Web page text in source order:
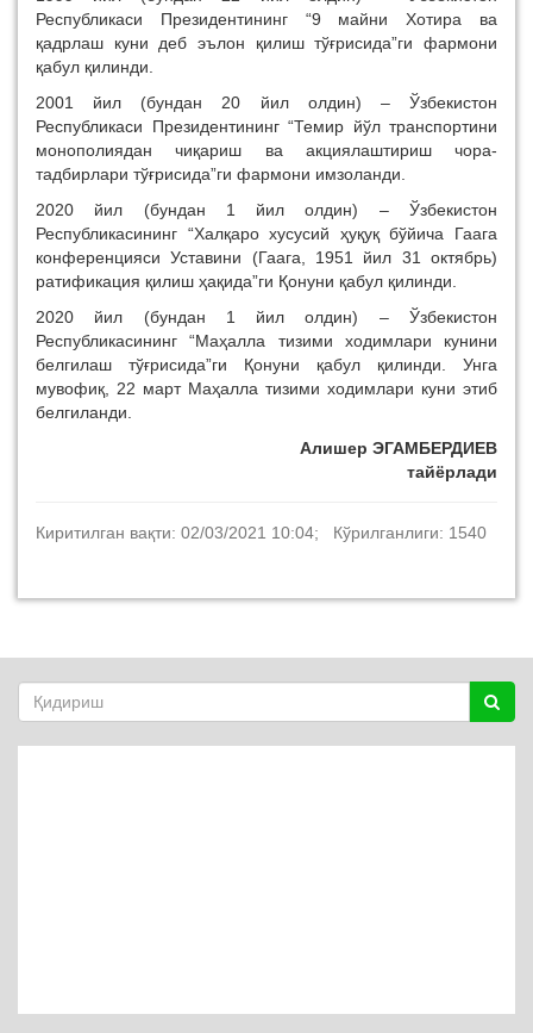
Республикаси Президентининг “9 майни Хотира ва
қадрлаш куни деб эълон қилиш тўғрисида”ги фармони
қабул қилинди.
2001 йил (бундан 20 йил олдин) – Ўзбекистон
Республикаси Президентининг “Темир йўл транспортини
монополиядан чиқариш ва акциялаштириш чора-
тадбирлари тўғрисида”ги фармони имзоланди.
2020 йил (бундан 1 йил олдин) – Ўзбекистон
Республикасининг “Халқаро хусусий ҳуқуқ бўйича Гаага
конференцияси Уставини (Гаага, 1951 йил 31 октябрь)
ратификация қилиш ҳақида”ги Қонуни қабул қилинди.
2020 йил (бундан 1 йил олдин) – Ўзбекистон
Республикасининг “Маҳалла тизими ходимлари кунини
белгилаш тўғрисида”ги Қонуни қабул қилинди. Унга
мувофиқ, 22 март Маҳалла тизими ходимлари куни этиб
белгиланди.
Алишер ЭГАМБЕРДИЕВ
тайёрлади
Киритилган вақти: 02/03/2021 10:04; Кўрилганлиги: 1540